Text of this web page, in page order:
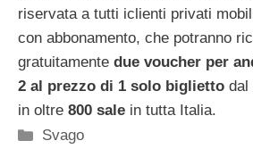
riservata a tutti iclienti privati
con abbonamento, che potranno
gratuitamente due voucher per
2 al prezzo di 1 solo biglietto dal
in oltre 800 sale in tutta Italia.
Categorie
Svago